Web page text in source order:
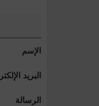
الإسم
البريد
الرسالة